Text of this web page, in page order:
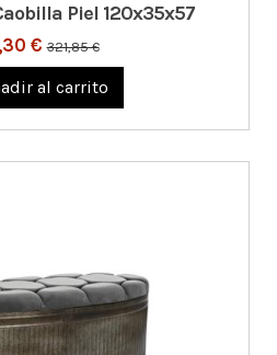
Piel 120x35x57
€321,85 €
al carrito